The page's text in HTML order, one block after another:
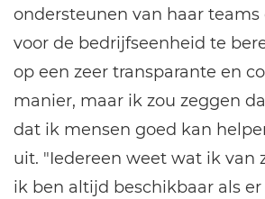
ondersteunen van haar
voor de bedrijfseenheid te
op een zeer transparante en
manier, maar ik zou zeggen
dat ik mensen goed kan
uit. "Iedereen weet wat ik van
ik ben altijd beschikbaar als